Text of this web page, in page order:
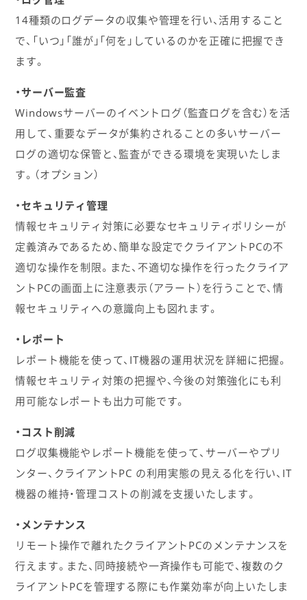
14種類のログデータの収集や管理を行い、活用すること
で、「いつ」「誰が」「何を」しているのかを正確に把握でき
ます。
・サーバー監査
Windowsサーバーのイベントログ（監査ログを含む）を活
用して、重要なデータが集約されることの多いサーバー
ログの適切な保管と、監査ができる環境を実現いたしま
す。（オプション）
・セキュリティ管理
情報セキュリティ対策に必要なセキュリティポリシーが
定義済みであるため、簡単な設定でクライアントPCの不
適切な操作を制限。また、不適切な操作を行ったクライア
ントPCの画面上に注意表示（アラート）を行うことで、情
報セキュリティへの意識向上も図れます。
・レポート
レポート機能を使って、IT機器の運用状況を詳細に把握。
情報セキュリティ対策の把握や、今後の対策強化にも利
用可能なレポートも出力可能です。
・コスト削減
ログ収集機能やレポート機能を使って、サーバーやプリ
ンター、クライアントPC の利用実態の見える化を行い、IT
機器の維持・管理コストの削減を支援いたします。
・メンテナンス
リモート操作で離れたクライアントPCのメンテナンスを
行えます。また、同時接続や一斉操作も可能で、複数のク
ライアントPCを管理する際にも作業効率が向上いたしま